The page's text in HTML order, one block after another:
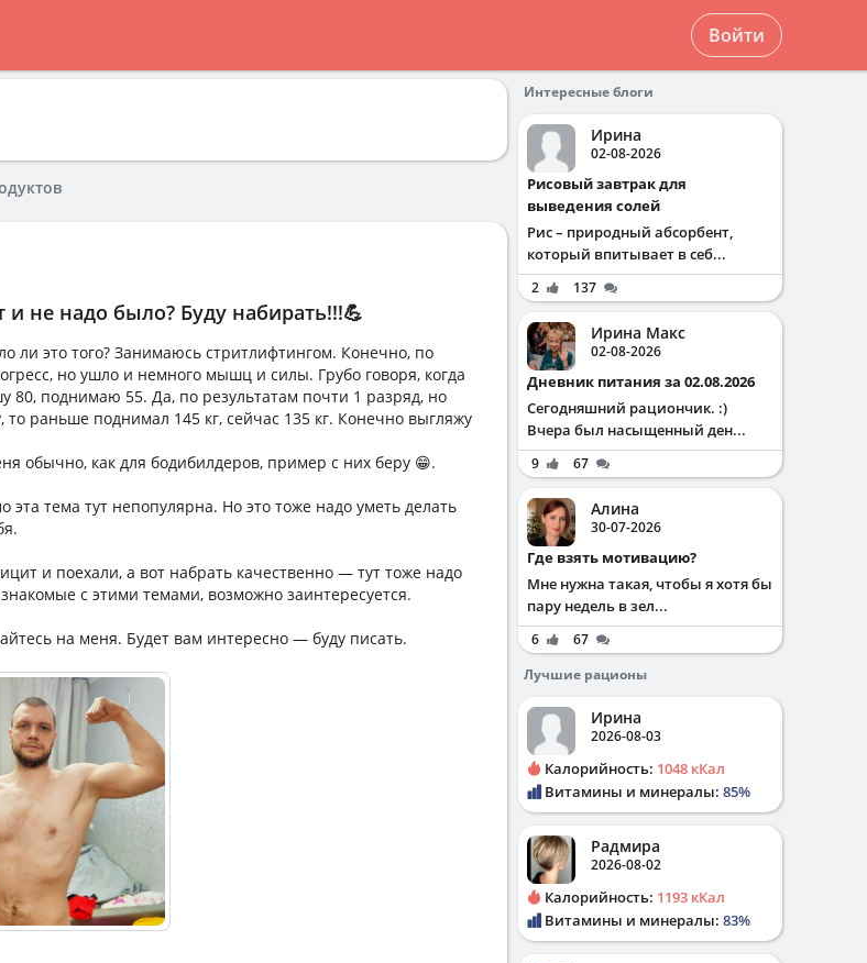
Войти
и не надо было? Буду набирать!!!💪
ли это того? Занимаюсь стритлифтингом. Конечно, по
но ушло и немного мышц и силы. Грубо говоря, когда
80, поднимаю 55. Да, по результатам почти 1 разряд, но
то раньше поднимал 145 кг, сейчас 135 кг. Конечно выгляжу
обычно, как для бодибилдеров, пример с них беру 😁.
тема тут непопулярна. Но это тоже надо уметь делать
и поехали, а вот набрать качественно — тут тоже надо
с этими темами, возможно заинтересуется.
на меня. Будет вам интересно — буду писать.
Интересные блоги
Ирина
02-08-2026
Рисовый завтрак для
выведения солей
Рис – природный абсорбент,
который впитывает в себ...
2 137
Ирина Макс
02-08-2026
Дневник питания за 02.08.2026
Сегодняшний рациончик. :)
Вчера был насыщенный ден...
9 67
Алина
30-07-2026
Где взять мотивацию?
Мне нужна такая, чтобы я хотя бы
пару недель в зел...
6
67
Лучшие рационы
Ирина
2026-08-03
Калорийность: 1048 кКал
Витамины и минералы: 85%
Радмира
2026-08-02
Калорийность: 1193 кКал
Витамины и минералы: 83%